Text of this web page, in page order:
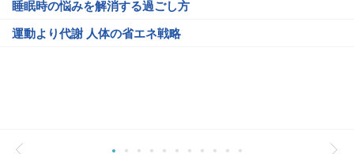
睡眠時の悩みを解消する過ごし方
運動より代謝 人体の省エネ戦略